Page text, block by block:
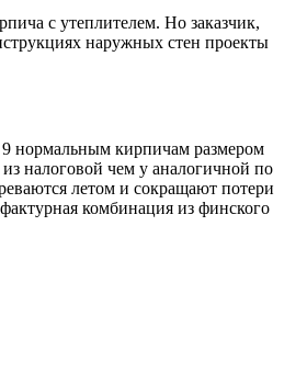
с утеплителем. Но заказчик,
наружных стен проекты
9 нормальным кирпичам размером
из налоговой чем у аналогичной по
летом и сокращают потери
комбинация из финского